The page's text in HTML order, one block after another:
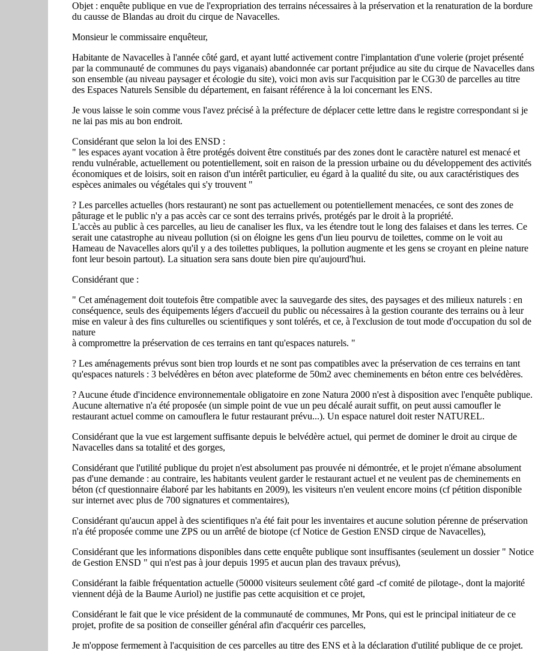
Objet : enquête publique en vue de l'expropriation des terrains nécessaires à la préservation et la renaturation de la bordure
du causse de Blandas au droit du cirque de Navacelles.
Monsieur le commissaire enquêteur,
Habitante de Navacelles à l'année côté gard, et ayant lutté activement contre l'implantation d'une volerie (projet présenté
par la communauté de communes du pays viganais) abandonnée car portant préjudice au site du cirque de Navacelles dans
son ensemble (au niveau paysager et écologie du site), voici mon avis sur l'acquisition par le CG30 de parcelles au titre
des Espaces Naturels Sensible du département, en faisant référence à la loi concernant les ENS.
Je vous laisse le soin comme vous l'avez précisé à la préfecture de déplacer cette lettre dans le registre correspondant si je
ne lai pas mis au bon endroit.
Considérant que selon la loi des ENSD :
" les espaces ayant vocation à être protégés doivent être constitués par des zones dont le caractère naturel est menacé et
rendu vulnérable, actuellement ou potentiellement, soit en raison de la pression urbaine ou du développement des activités
économiques et de loisirs, soit en raison d'un intérêt particulier, eu égard à la qualité du site, ou aux caractéristiques des
espèces animales ou végétales qui s'y trouvent "
? Les parcelles actuelles (hors restaurant) ne sont pas actuellement ou potentiellement menacées, ce sont des zones de
pâturage et le public n'y a pas accès car ce sont des terrains privés, protégés par le droit à la propriété.
L'accès au public à ces parcelles, au lieu de canaliser les flux, va les étendre tout le long des falaises et dans les terres. Ce
serait une catastrophe au niveau pollution (si on éloigne les gens d'un lieu pourvu de toilettes, comme on le voit au
Hameau de Navacelles alors qu'il y a des toilettes publiques, la pollution augmente et les gens se croyant en pleine nature
font leur besoin partout). La situation sera sans doute bien pire qu'aujourd'hui.
Considérant que :
" Cet aménagement doit toutefois être compatible avec la sauvegarde des sites, des paysages et des milieux naturels : en
conséquence, seuls des équipements légers d'accueil du public ou nécessaires à la gestion courante des terrains ou à leur
mise en valeur à des fins culturelles ou scientifiques y sont tolérés, et ce, à l'exclusion de tout mode d'occupation du sol de
nature
à compromettre la préservation de ces terrains en tant qu'espaces naturels. "
? Les aménagements prévus sont bien trop lourds et ne sont pas compatibles avec la préservation de ces terrains en tant
qu'espaces naturels : 3 belvédères en béton avec plateforme de 50m2 avec cheminements en béton entre ces belvédères.
? Aucune étude d'incidence environnementale obligatoire en zone Natura 2000 n'est à disposition avec l'enquête publique.
Aucune alternative n'a été proposée (un simple point de vue un peu décalé aurait suffit, on peut aussi camoufler le
restaurant actuel comme on camouflera le futur restaurant prévu...). Un espace naturel doit rester NATUREL.
Considérant que la vue est largement suffisante depuis le belvédère actuel, qui permet de dominer le droit au cirque de
Navacelles dans sa totalité et des gorges,
Considérant que l'utilité publique du projet n'est absolument pas prouvée ni démontrée, et le projet n'émane absolument
pas d'une demande : au contraire, les habitants veulent garder le restaurant actuel et ne veulent pas de cheminements en
béton (cf questionnaire élaboré par les habitants en 2009), les visiteurs n'en veulent encore moins (cf pétition disponible
sur internet avec plus de 700 signatures et commentaires),
Considérant qu'aucun appel à des scientifiques n'a été fait pour les inventaires et aucune solution pérenne de préservation
n'a été proposée comme une ZPS ou un arrêté de biotope (cf Notice de Gestion ENSD cirque de Navacelles),
Considérant que les informations disponibles dans cette enquête publique sont insuffisantes (seulement un dossier " Notice
de Gestion ENSD " qui n'est pas à jour depuis 1995 et aucun plan des travaux prévus),
Considérant la faible fréquentation actuelle (50000 visiteurs seulement côté gard -cf comité de pilotage-, dont la majorité
viennent déjà de la Baume Auriol) ne justifie pas cette acquisition et ce projet,
Considérant le fait que le vice président de la communauté de communes, Mr Pons, qui est le principal initiateur de ce
projet, profite de sa position de conseiller général afin d'acquérir ces parcelles,
Je m'oppose fermement à l'acquisition de ces parcelles au titre des ENS et à la déclaration d'utilité publique de ce projet.